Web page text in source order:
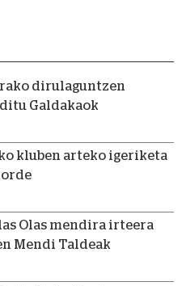
dirulaguntzen
Galdakaok
kluben arteko igeriketa
Olas mendira irteera
Mendi Taldeak